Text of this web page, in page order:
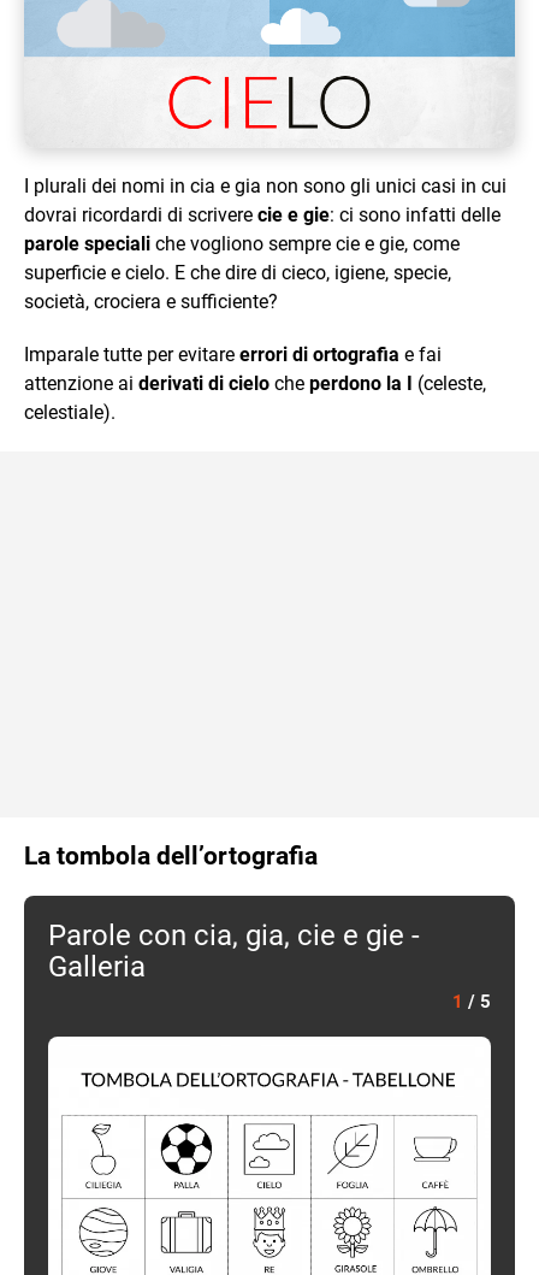
I plurali dei nomi in cia e gia non sono gli unici casi in cui
dovrai ricordardi di scrivere cie e gie: ci sono infatti delle
parole speciali che vogliono sempre cie e gie, come
superficie e cielo. E che dire di cieco, igiene, specie,
società, crociera e sufficiente?
Imparale tutte per evitare errori di ortografia e fai
attenzione ai derivati di cielo che perdono la I (celeste,
celestiale).
La tombola dell’ortografia
Parole con cia, gia, cie e gie -
Galleria
1 / 5